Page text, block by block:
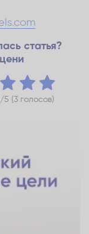
статья?
5 (3 голосов)